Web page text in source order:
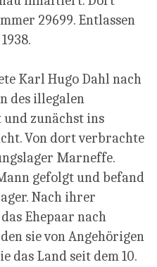
29699. Entlassen
Karl Hugo Dahl nach
des illegalen
zunächst ins
Von dort verbrachte
Marneffe.
gefolgt und befand
Nach ihrer
Ehepaar nach
sie von Angehörigen
das Land seit dem 10.